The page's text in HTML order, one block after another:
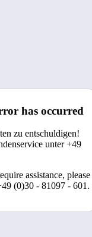
has occurred
zu entschuldigen!
unter +49
assistance, please
(0)30 - 81097 - 601.